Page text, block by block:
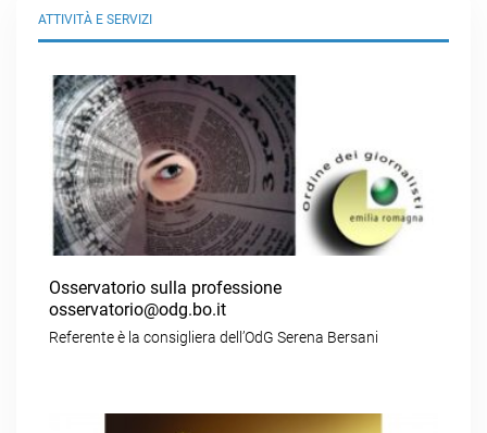
ATTIVITÀ E SERVIZI
Osservatorio sulla professione
osservatorio@odg.bo.it
Referente è la consigliera dell’OdG Serena Bersani